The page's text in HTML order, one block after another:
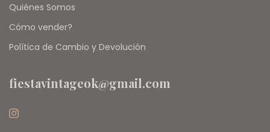
Quiénes Somos
Cómo vender?
Política de Cambio y Devolución
fiestavintageok@gmail.com